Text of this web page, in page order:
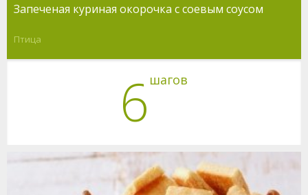
Запеченая куриная окорочка с соевым соусом
Птица
6 шагов